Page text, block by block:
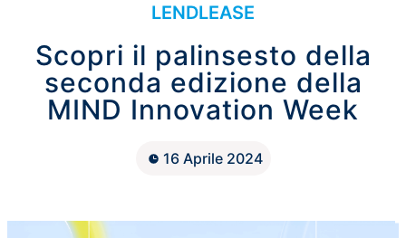
LENDLEASE
Scopri il palinsesto della
seconda edizione della
MIND Innovation Week
16 Aprile 2024